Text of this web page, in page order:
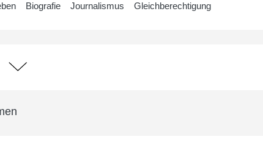
Biografie Journalismus Gleichberechtigung